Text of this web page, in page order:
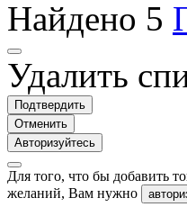
Найдено 5
Удалить
Подтвердить
Отменить
Авторизуйтесь
Для того, что бы добавить
желаний, Вам нужно